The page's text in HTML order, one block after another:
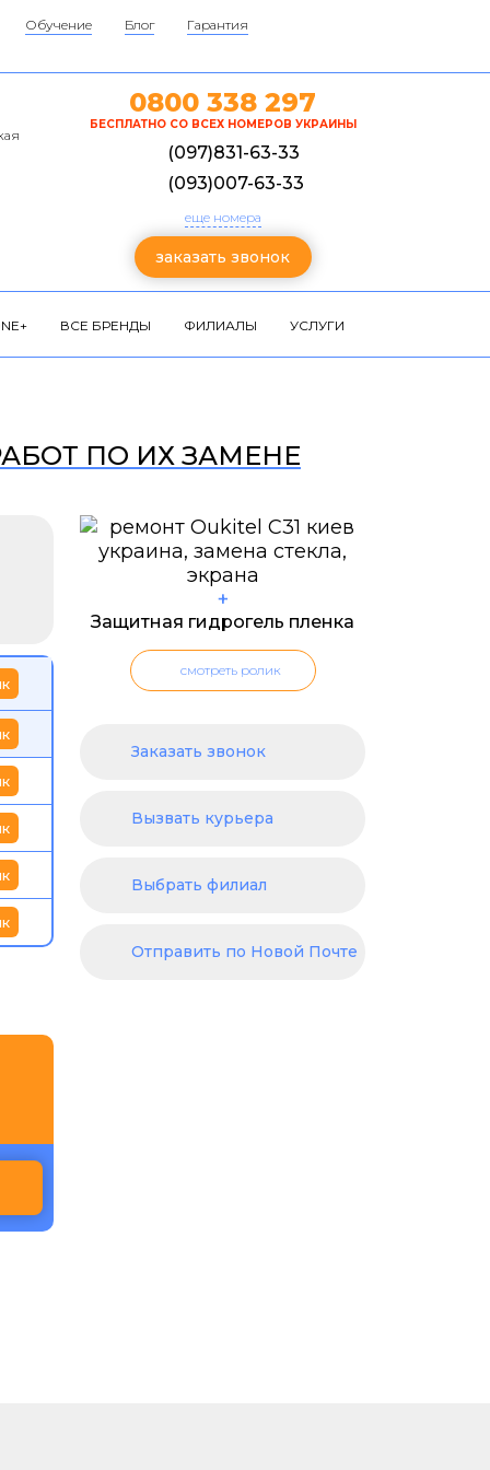
Обучение Блог
Гарантия
0800 338 297
БЕСПЛАТНО СО ВСЕХ НОМЕРОВ УКРАИНЫ
(097)831-63-33
(093)007-63-33
еще номера
заказать звонок
ВСЕ БРЕНДЫ ФИЛИАЛЫ УСЛУГИ
ПО ИХ ЗАМЕНЕ
+
Защитная гидрогель пленка
смотреть ролик
Заказать звонок
Вызвать курьера
Выбрать филиал
Отправить по Новой Почте